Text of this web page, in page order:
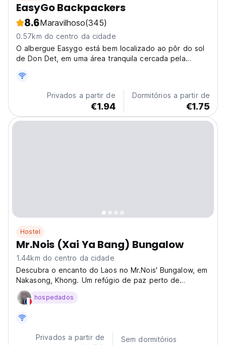
EasyGo Backpackers
8.6Maravilhoso(345)
0.57km do centro da cidade
O albergue Easygo está bem localizado ao pôr do sol
de Don Det, em uma área tranquila cercada pela
praia particular.
Privados a partir de
€1.94
Dormitórios a partir de
€1.75
Hostel
Mr.Nois (Xai Ya Bang) Bungalow
1.44km do centro da cidade
Descubra o encanto do Laos no Mr.Nois' Bungalow, em
Nakasong, Khong. Um refúgio de paz perto de
maravilhas naturais. Os bungalows perfeitos em Khong
para viajantes que procuram autenticidade. (Auto-
hospedados
Privados a partir de
Sem dormitórios